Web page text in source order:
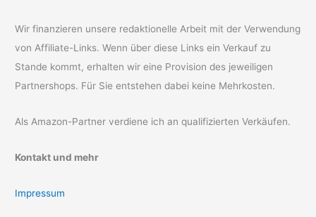
Wir finanzieren unsere redaktionelle Arbeit mit der Verwendung
von Affiliate-Links. Wenn über diese Links ein Verkauf zu
Stande kommt, erhalten wir eine Provision des jeweiligen
Partnershops. Für Sie entstehen dabei keine Mehrkosten.
Als Amazon-Partner verdiene ich an qualifizierten Verkäufen.
Kontakt und mehr
Impressum